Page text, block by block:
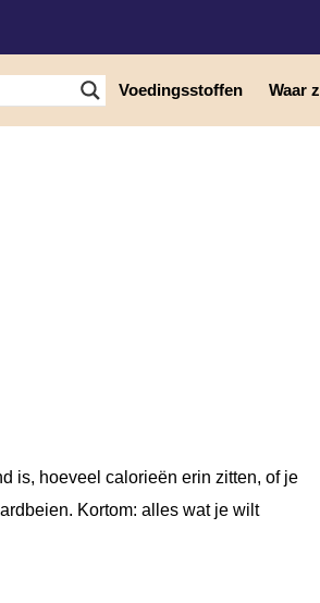
Voedingsstoffen Waar
is, hoeveel calorieën erin zitten, of je
Kortom: alles wat je wilt